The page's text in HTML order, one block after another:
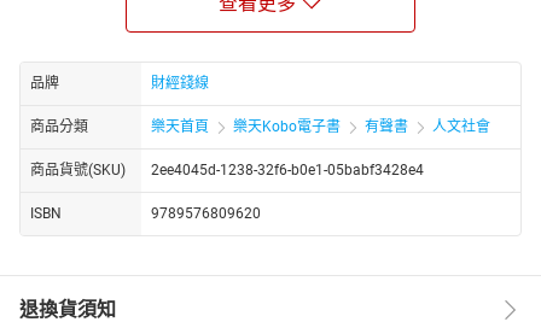
到了明清時期，商業活動更加繁榮，出現了一批具有傳奇色彩
的商人。沈萬三以其精於理財的能力迅速致富，並透過財權聯姻，
鞏固其商業帝國。鄭芝龍則是透過壟斷貿易迅速起家，最終成為富
可敵國的商人。這一時期的商人，不僅在經濟上取得了巨大成就，
也在政治上扮演了重要角色，他們的故事成為後人研究當時商業發
▎近現代：推動社會進步、洋務糾紛
不僅在於商業上的敏銳洞察，更在於其在調解華洋糾紛中展現出的
卓越能力。這些近代商人不僅推動了中國經濟的發展，也對社會進
品牌 財經錢線
商品分類 樂天首頁 樂天Kobo電子書 有聲書 人文社會
商品貨號(SKU) 2ee4045d-1238-32f6-b0e1-05babf3428e4
ISBN 9789576809620
退換貨須知